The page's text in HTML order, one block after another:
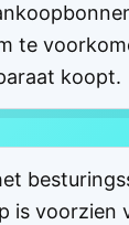
te
koopt.
is voorzien